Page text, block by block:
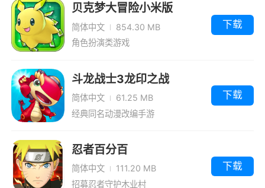
贝克梦大冒险小米版
简体中文
854.30 MB
角色扮演类游戏
下载
斗龙战士3龙印之战
简体中文
61.25 MB
经典同名动漫改编手游
下载
忍者百分百
简体中文
111.20 MB
招募忍者守护木业村
下载